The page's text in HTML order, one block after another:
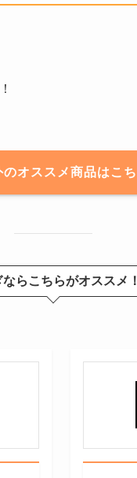
オススメ商品はこち
らこちらがオススメ！